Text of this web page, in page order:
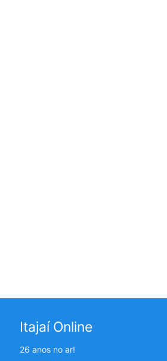
Itajaí Online
26 anos no ar!